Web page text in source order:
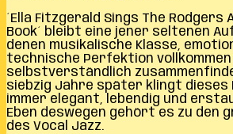
´Ella Fitzgerald Sings The Rodgers
Book´ bleibt eine jener seltenen
denen musikalische Klasse,
technische Perfektion vollkommen
selbstverständlich
siebzig Jahre später klingt dieses
immer elegant, lebendig und
Eben deswegen gehört es zu den
des Vocal Jazz.